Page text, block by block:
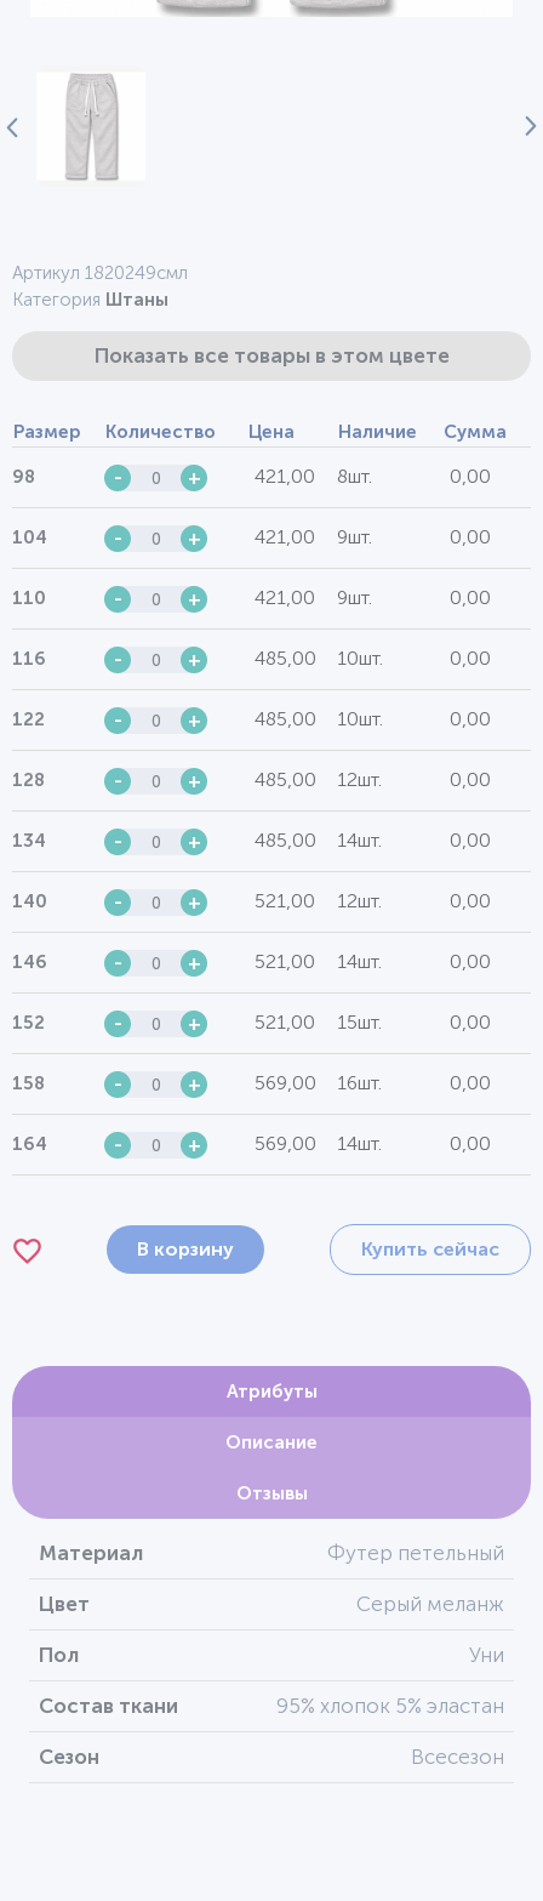
Артикул 1820249смл
Категория Штаны
Показать все товары в этом цвете
Размер Количество Цена Наличие Сумма
98 - + 421,00 8шт. 0,00
104 - + 421,00 9шт. 0,00
110 - + 421,00 9шт. 0,00
116 - + 485,00 10шт. 0,00
122 - + 485,00 10шт. 0,00
128 - + 485,00 12шт. 0,00
134 - + 485,00 14шт. 0,00
140 - + 521,00 12шт. 0,00
146 - + 521,00 14шт. 0,00
152 - + 521,00 15шт. 0,00
158 - + 569,00 16шт. 0,00
164 - + 569,00 14шт. 0,00
В корзину Купить сейчас
Атрибуты
Описание
Отзывы
Материал Футер петельный
Цвет Серый меланж
Пол Уни
Состав ткани 95% хлопок 5% эластан
Сезон Всесезон